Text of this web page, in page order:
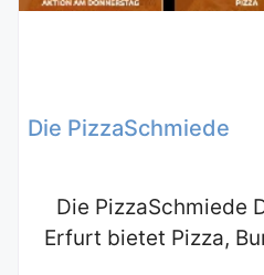
Die PizzaSchmiede
Die PizzaSchmiede
Erfurt bietet Pizza,